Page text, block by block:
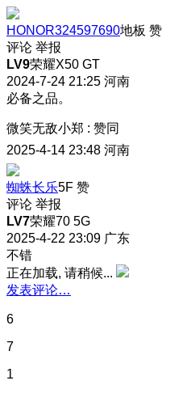
HONOR324597690地板 赞
评论 举报
LV9荣耀X50 GT
2024-7-24 21:25 河南
必备之品。
微笑无敌小郑 : 赞同
2025-4-14 23:48 河南
蜘蛛长乐5F 赞
评论 举报
LV7荣耀70 5G
2025-4-22 23:09 广东
不错
正在加载, 请稍候...
发表评论…
6
7
1